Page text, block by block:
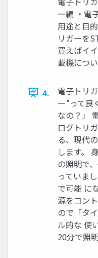
ー編 ・電
用途と目
リガーを
買えばイ
載機につ
4.
電子トリ
ー”って良
なの？」
ログトリ
る、現代
します。
の照明で
っていま
で可能 に
源をコン
ので「タ
ル的な 使
20分で照